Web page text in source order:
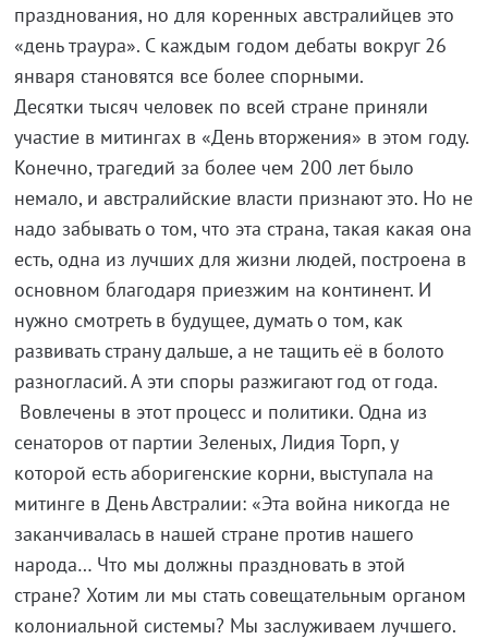
празднования, но для коренных австралийцев это
«день траура». С каждым годом дебаты вокруг 26
января становятся все более спорными.
Десятки тысяч человек по всей стране приняли
участие в митингах в «День вторжения» в этом году.
Конечно, трагедий за более чем 200 лет было
немало, и австралийские власти признают это. Но не
надо забывать о том, что эта страна, такая какая она
есть, одна из лучших для жизни людей, построена в
основном благодаря приезжим на континент. И
нужно смотреть в будущее, думать о том, как
развивать страну дальше, а не тащить её в болото
разногласий. А эти споры разжигают год от года.
Вовлечены в этот процесс и политики. Одна из
сенаторов от партии Зеленых, Лидия Торп, у
которой есть аборигенские корни, выступала на
митинге в День Австралии: «Эта война никогда не
заканчивалась в нашей стране против нашего
народа… Что мы должны праздновать в этой
стране? Хотим ли мы стать совещательным органом
колониальной системы? Мы заслуживаем лучшего.